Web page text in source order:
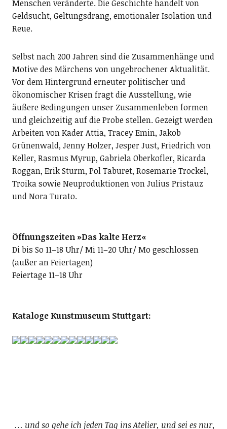
Menschen veränderte. Die Geschichte handelt von
Geldsucht, Geltungsdrang, emotionaler Isolation und
Reue.
Selbst nach 200 Jahren sind die Zusammenhänge und
Motive des Märchens von ungebrochener Aktualität.
Vor dem Hintergrund erneuter politischer und
ökonomischer Krisen fragt die Ausstellung, wie
äußere Bedingungen unser Zusammenleben formen
und gleichzeitig auf die Probe stellen. Gezeigt werden
Arbeiten von Kader Attia, Tracey Emin, Jakob
Grünenwald, Jenny Holzer, Jesper Just, Friedrich von
Keller, Rasmus Myrup, Gabriela Oberkofler, Ricarda
Roggan, Erik Sturm, Pol Taburet, Rosemarie Trockel,
Troika sowie Neuproduktionen von Julius Pristauz
und Nora Turato.
Öffnungszeiten »Das kalte Herz«
Di bis So 11–18 Uhr/ Mi 11–20 Uhr/ Mo geschlossen
(außer an Feiertagen)
Feiertage 11–18 Uhr
Kataloge Kunstmuseum Stuttgart:
… und so gehe ich jeden Tag ins Atelier, und sei es nur,